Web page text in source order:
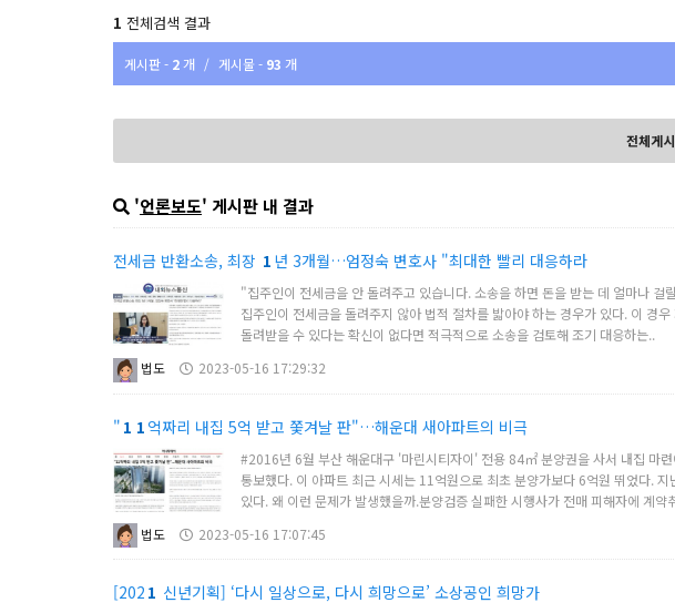
1 전체검색 결과
게시판 - 2개 / 게시물 - 93 개
전체게
'언론보도' 게시판 내 결과
전세금 반환소송, 최장 1 년 3개월…엄정숙 변호사 "최대한 빨리 대응하라
"집주인이 전세금을 안 돌려주고 있습니다. 소송을 하면 돈을 받는 데 얼마나
집주인이 전세금을 돌려주지 않아 법적 절차를 밟아야 하는 경우가 있다. 이 경
돌려받을 수 있다는 확신이 없다면 적극적으로 소송을 검토해 조기 대응하는..
법도
2023-05-16 17:29:32
" 1 1 억짜리 내집 5억 받고 쫓겨날 판"…해운대 새아파트의 비극
#2016년 6월 부산 해운대구 '마린시티자이' 전용 84㎡ 분양권을 사서 내집 마
통보했다. 이 아파트 최근 시세는 11억원으로 최초 분양가보다 6억원 뛰었다.
있다. 왜 이런 문제가 발생했을까.분양검증 실패한 시행사가 전매 피해자에 계약
법도
2023-05-16 17:07:45
[202 1 신년기획] ‘다시 일상으로, 다시 희망으로’ 소상공인 희망가